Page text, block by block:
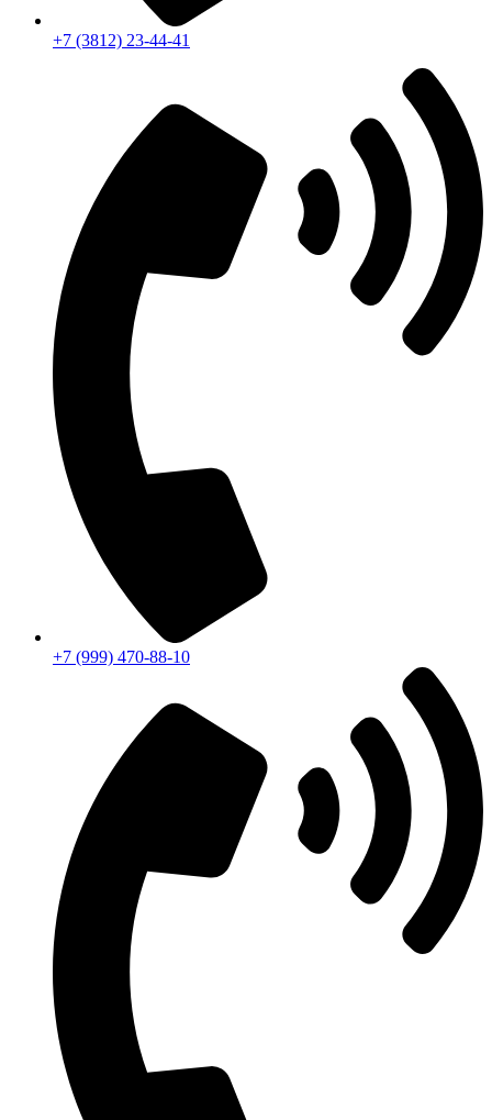
+7 (3812) 23-44-41
+7 (999) 470-88-10